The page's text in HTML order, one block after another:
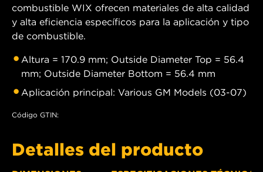
combustible WIX ofrecen materiales de alta calidad
y alta eficiencia específicos para la aplicación y tipo
de combustible.
Altura = 170.9 mm; Outside Diameter Top = 56.4
mm; Outside Diameter Bottom = 56.4 mm
Aplicación principal: Various GM Models (03-07)
Código GTIN:
Detalles del producto